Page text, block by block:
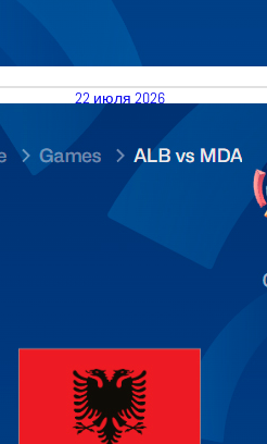
22 июля 2026
23.07.2026 Albania vs
Division C
КалендарьТаблица
Читать далее